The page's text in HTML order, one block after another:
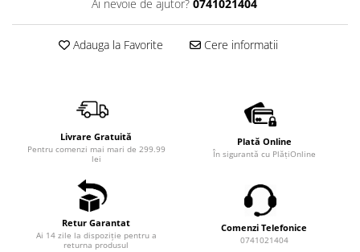
Ai nevoie de ajutor? 0741021404
Adauga la Favorite Cere informatii
Livrare Gratuită
Pentru comenzi mai mari de 299.99
lei
Plată Online
În sigurantă cu PlățiOnline
Retur Garantat
Ai 14 zile la dispoziție pentru a
returna produsul
Comenzi Telefonice
0741021404